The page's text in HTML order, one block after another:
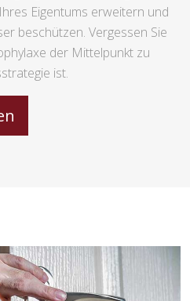
Eigentums erweitern und
beschützen. Vergessen Sie
der Mittelpunkt zu
ist.